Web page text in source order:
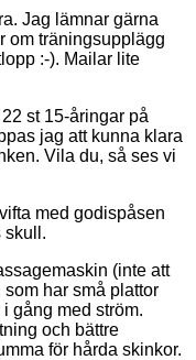
Jag lämnar gärna
om träningsupplägg
:-). Mailar lite
st 15-åringar på
jag att kunna klara
Vila du, så ses vi
med godispåsen
skull.
(inte att
har små plattor
gång med ström.
och bättre
för hårda skinkor.